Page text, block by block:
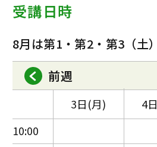
受講日時
8月は第1・第2・第3（土
前週
10:00
3日(月) 4